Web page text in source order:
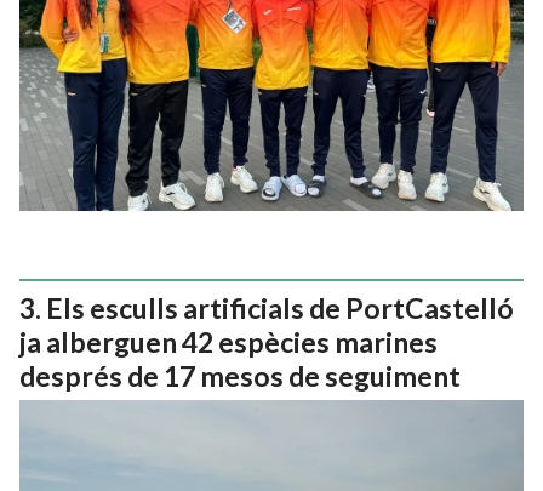
Els esculls artificials de PortCastelló
ja alberguen 42 espècies marines
després de 17 mesos de seguiment